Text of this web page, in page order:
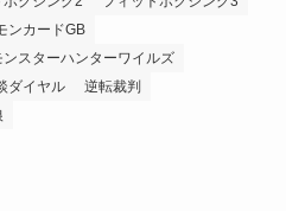
ンカードGB
ンスターハンターワイルズ
ダイヤル
逆転裁判